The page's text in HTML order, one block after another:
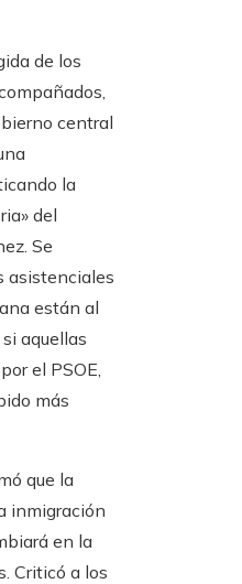
de los
central
la
del
Se
asistenciales
están al
aquellas
el PSOE,
más
que la
inmigración
en la
Criticó a los